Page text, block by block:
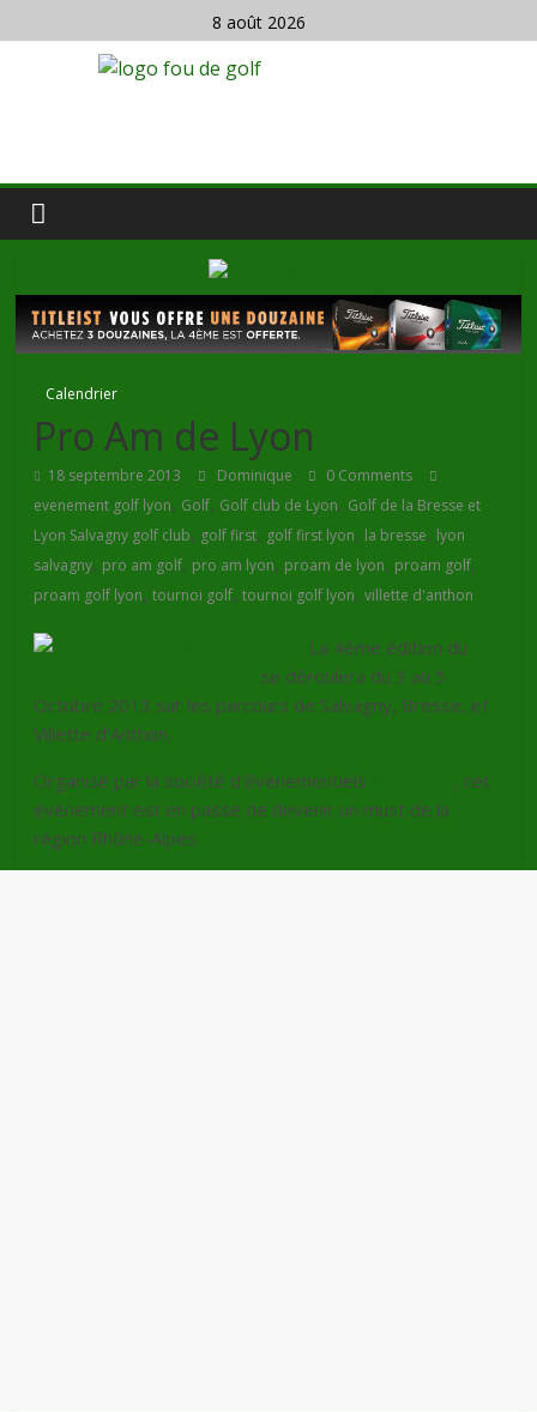
8 août 2026
Calendrier
Pro Am de Lyon
18 septembre 2013 Dominique
0 Comments
evenement golf lyon, Golf, Golf club de Lyon, Golf de la Bresse et
Lyon Salvagny golf club, golf first, golf first lyon, la bresse, lyon
salvagny, pro am golf, pro am lyon, proam de lyon, proam golf,
proam golf lyon,tournoi golf,tournoi golf lyon,villette d'anthon
La 4ème édition du
se déroulera du 3 au 5
Octobre 2013 sur les parcours de Salvagny, Bresse, et
Villette d’Anthon.
Organisé par la société d’évènementiels
, cet
évènement est en passe de devenir un must de la
région Rhône-Alpes.